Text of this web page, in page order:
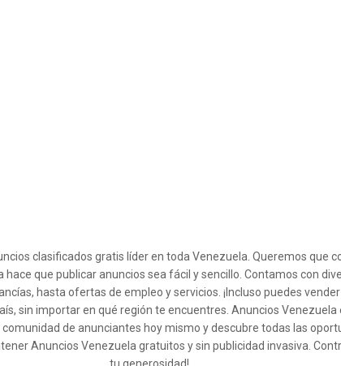
clasificados gratis líder en toda Venezuela. Queremos que
que publicar anuncios sea fácil y sencillo. Contamos con
hasta ofertas de empleo y servicios. ¡Incluso puedes
sin importar en qué región te encuentres. Anuncios
de anunciantes hoy mismo y descubre todas las
Anuncios Venezuela gratuitos y sin publicidad invasiva.